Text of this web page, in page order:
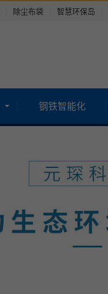
除尘布袋 智慧环保岛
钢铁智能化